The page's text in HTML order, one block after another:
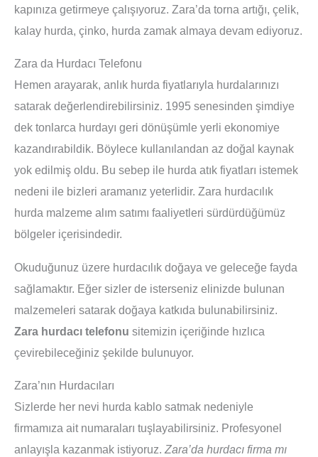
kapınıza getirmeye çalışıyoruz. Zara’da torna artığı, çelik,
kalay hurda, çinko, hurda zamak almaya devam ediyoruz.
Zara da Hurdacı Telefonu
Hemen arayarak, anlık hurda fiyatlarıyla hurdalarınızı
satarak değerlendirebilirsiniz. 1995 senesinden şimdiye
dek tonlarca hurdayı geri dönüşümle yerli ekonomiye
kazandırabildik. Böylece kullanılandan az doğal kaynak
yok edilmiş oldu. Bu sebep ile hurda atık fiyatları istemek
nedeni ile bizleri aramanız yeterlidir. Zara hurdacılık
hurda malzeme alım satımı faaliyetleri sürdürdüğümüz
bölgeler içerisindedir.
Okuduğunuz üzere hurdacılık doğaya ve geleceğe fayda
sağlamaktır. Eğer sizler de isterseniz elinizde bulunan
malzemeleri satarak doğaya katkıda bulunabilirsiniz.
Zara hurdacı telefonu sitemizin içeriğinde hızlıca
çevirebileceğiniz şekilde bulunuyor.
Zara’nın Hurdacıları
Sizlerde her nevi hurda kablo satmak nedeniyle
firmamıza ait numaraları tuşlayabilirsiniz. Profesyonel
anlayışla kazanmak istiyoruz. Zara’da hurdacı firma mı